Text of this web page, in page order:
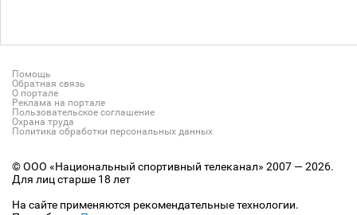
Помощь
Обратная связь
О портале
Реклама на портале
Пользовательское соглашение
Охрана труда
Политика обработки персональных данных
© ООО «Национальный спортивный телеканал» 2007 — 2026.
Для лиц старше 18 лет
На сайте применяются рекомендательные технологии.